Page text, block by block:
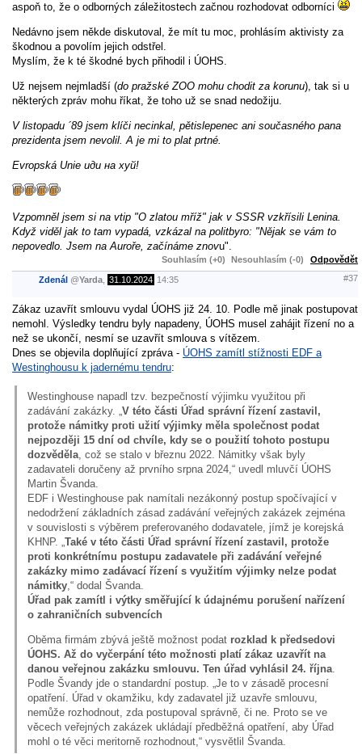
aspoň to, že o odborných záležitostech začnou rozhodovat odborníci
Nedávno jsem někde diskutoval, že mít tu moc, prohlásím aktivisty za
škodnou a povolím jejich odstřel.
Myslím, že k té škodné bych přihodil i ÚOHS.
Už nejsem nejmladší (do pražské ZOO mohu chodit za korunu), tak si u
některých zpráv mohu říkat, že toho už se snad nedožiju.
V listopadu ´89 jsem klíči necinkal, pětislepenec ani současného pana
prezidenta jsem nevolil. A je mi to plat prtné.
Evropská Unie иди на хуй!
Vzpomněl jsem si na vtip "O zlatou mříž" jak v SSSR vzkřísili Lenina.
Když viděl jak to tam vypadá, vzkázal na politbyro: "Nějak se vám to
nepovedlo. Jsem na Auroře, začínáme znovu".
Souhlasím (+0) Nesouhlasím (-0) Odpovědět
Zdenál @Yarda 31.10.2024 14:35 #37
Zákaz uzavřít smlouvu vydal ÚOHS již 24. 10. Podle mě jinak postupovat
nemohl. Výsledky tendru byly napadeny, ÚOHS musel zahájit řízení no a
než se ukončí, nesmí se uzavřít smlouva s vítězem.
Dnes se objevila doplňující zpráva - ÚOHS zamítl stížnosti EDF a
Westinghousu k jadernému tendru:
Westinghouse napadl tzv. bezpečností výjimku využitou při
zadávání zakázky. „V této části Úřad správní řízení zastavil,
protože námitky proti užití výjimky měla společnost podat
nejpozději 15 dní od chvíle, kdy se o použití tohoto postupu
dozvěděla, což se stalo v březnu 2022. Námitky však byly
zadavateli doručeny až prvního srpna 2024,“ uvedl mluvčí ÚOHS
Martin Švanda.
EDF i Westinghouse pak namítali nezákonný postup spočívající v
nedodržení základních zásad zadávání veřejných zakázek zejména
v souvislosti s výběrem preferovaného dodavatele, jímž je korejská
KHNP. „Také v této části Úřad správní řízení zastavil, protože
proti konkrétnímu postupu zadavatele při zadávání veřejné
zakázky mimo zadávací řízení s využitím výjimky nelze podat
námitky,“ dodal Švanda.
Úřad pak zamítl i výtky směřující k údajnému porušení nařízení
o zahraničních subvencích
Oběma firmám zbývá ještě možnost podat rozklad k předsedovi
ÚOHS. Až do vyčerpání této možnosti platí zákaz uzavřít na
danou veřejnou zakázku smlouvu. Ten úřad vyhlásil 24. října.
Podle Švandy jde o standardní postup. „Je to v zásadě procesní
opatření. Úřad v okamžiku, kdy zadavatel již uzavře smlouvu,
nemůže rozhodnout, zda postupoval správně, či ne. Proto se ve
věcech veřejných zakázek ukládají předběžná opatření, aby Úřad
mohl o té věci meritorně rozhodnout,“ vysvětlil Švanda.